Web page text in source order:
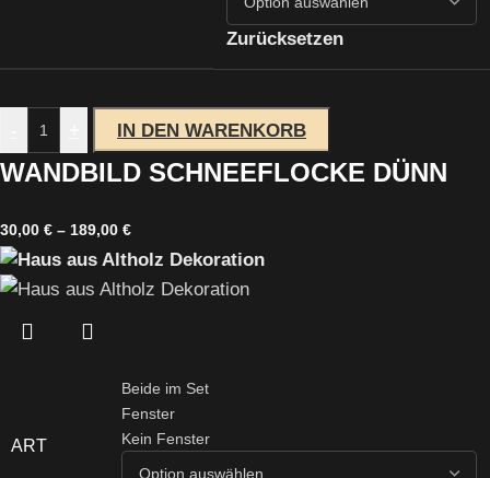
Zurücksetzen
IN DEN WARENKORB
WANDBILD SCHNEEFLOCKE DÜNN
30,00 € – 189,00 €
ART
Beide im Set
Fenster
Kein Fenster